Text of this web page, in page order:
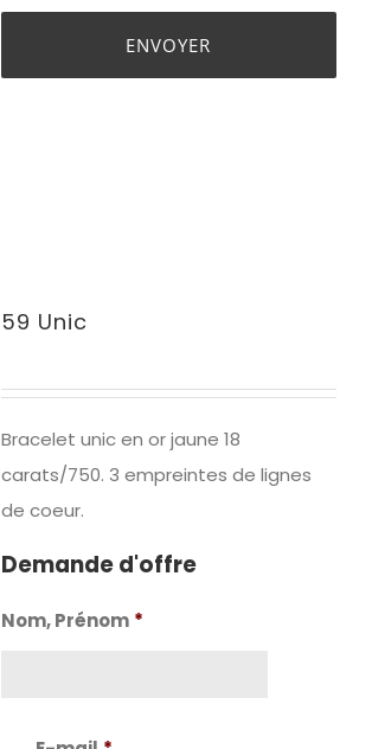
59 Unic
Bracelet unic en or jaune 18
carats/750. 3 empreintes de lignes
de coeur.
Demande d'offre
Nom, Prénom *